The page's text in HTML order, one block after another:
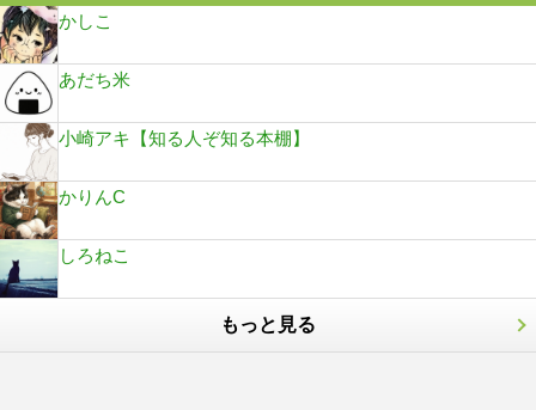
かしこ
あだち米
小崎アキ【知る人ぞ知る本棚】
かりんC
しろねこ
もっと見る